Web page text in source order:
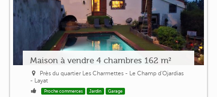
Maison à vendre 4 chambres 162 m²
Près du quartier Les Charmettes - Le Champ d'Ojardias
- Layat
Proche commerces Jardin Garage